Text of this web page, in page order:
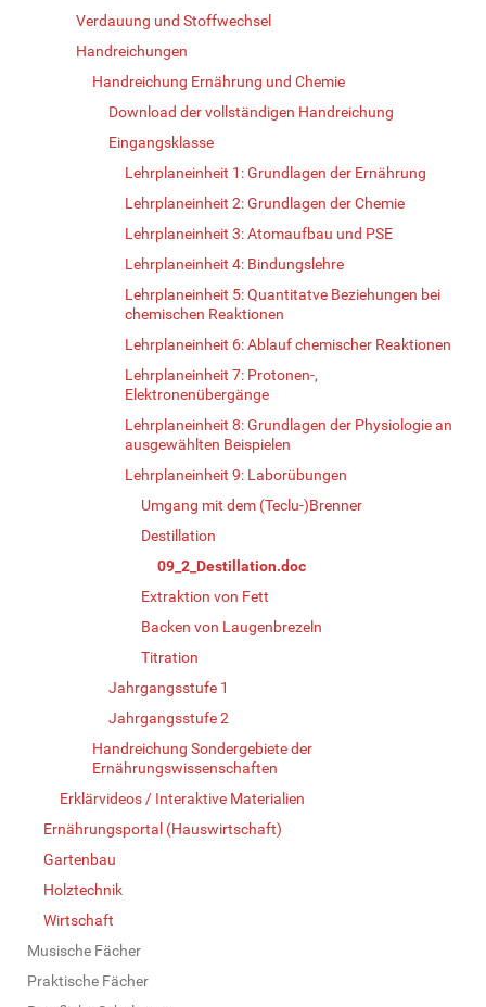
Verdauung und Stoffwechsel
Handreichungen
Handreichung Ernährung und Chemie
Download der vollständigen Handreichung
Eingangsklasse
Lehrplaneinheit 1: Grundlagen der Ernährung
Lehrplaneinheit 2: Grundlagen der Chemie
Lehrplaneinheit 3: Atomaufbau und PSE
Lehrplaneinheit 4: Bindungslehre
Lehrplaneinheit 5: Quantitatve Beziehungen bei
chemischen Reaktionen
Lehrplaneinheit 6: Ablauf chemischer Reaktionen
Lehrplaneinheit 7: Protonen-,
Elektronenübergänge
Lehrplaneinheit 8: Grundlagen der Physiologie an
ausgewählten Beispielen
Lehrplaneinheit 9: Laborübungen
Umgang mit dem (Teclu-)Brenner
Destillation
09_2_Destillation.doc
Extraktion von Fett
Backen von Laugenbrezeln
Titration
Jahrgangsstufe 1
Jahrgangsstufe 2
Handreichung Sondergebiete der
Ernährungswissenschaften
Erklärvideos / Interaktive Materialien
Ernährungsportal (Hauswirtschaft)
Gartenbau
Holztechnik
Wirtschaft
Musische Fächer
Praktische Fächer